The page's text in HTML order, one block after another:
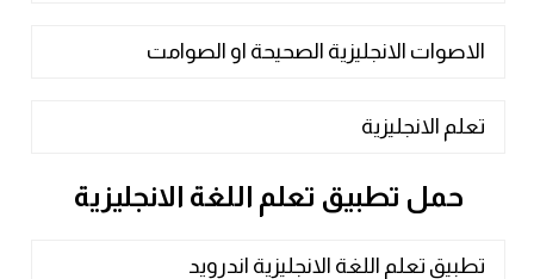
الاصوات الانجليزية الصحيحة او الصوامت
تعلم الانجليزية
حمل تطبيق تعلم اللغة الانجليزية
تطبيق تعلم اللغة الانجليزية اندرويد